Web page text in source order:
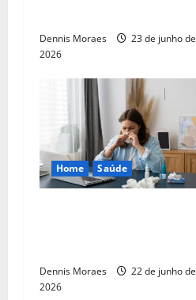
Dennis Moraes
23 de junho de
2026
Home Saúde
Dennis Moraes
22 de junho de
2026